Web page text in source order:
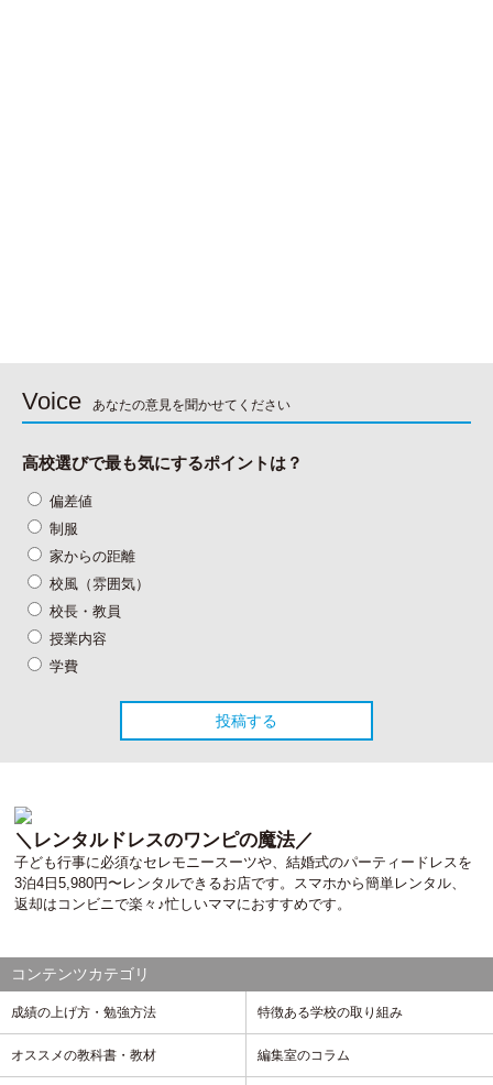
Voice あなたの意見を聞かせてください
高校選びで最も気にするポイントは？
偏差値
制服
家からの距離
校風（雰囲気）
校長・教員
授業内容
学費
＼レンタルドレスのワンピの魔法／
子ども行事に必須なセレモニースーツや、結婚式のパーティードレスを
3泊4日5,980円〜レンタルできるお店です。スマホから簡単レンタル、
返却はコンビニで楽々♪忙しいママにおすすめです。
コンテンツカテゴリ
成績の上げ方・勉強方法 特徴ある学校の取り組み
オススメの教科書・教材 編集室のコラム